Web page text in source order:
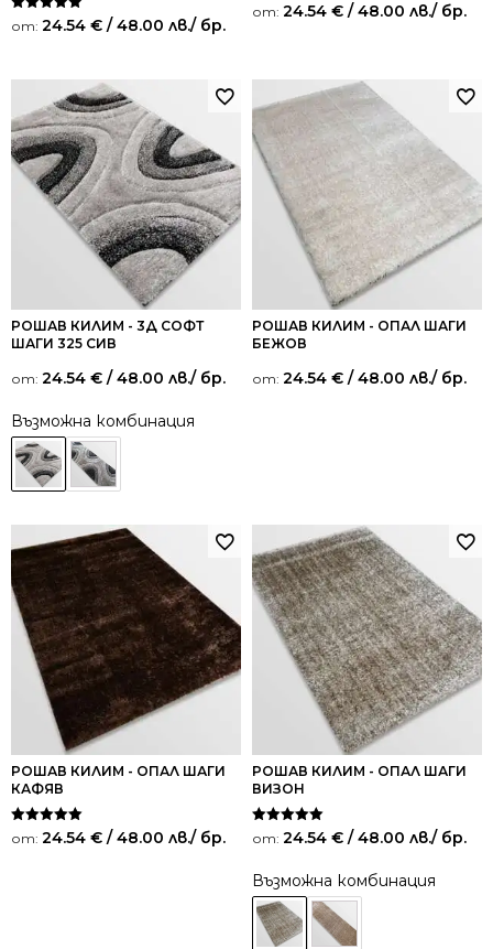
Оценено на
5.00
от: 24.54 € / 48.00 лв./ бр.
от: 24.54 € / 48.00 лв./ бр.
РОШАВ КИЛИМ - 3Д СОФТ
ШАГИ 325 СИВ
от: 24.54 € / 48.00 лв./ бр.
Възможна комбинация
РОШАВ КИЛИМ - ОПАЛ ШАГИ
БЕЖОВ
от: 24.54 € / 48.00 лв./ бр.
РОШАВ КИЛИМ - ОПАЛ ШАГИ
КАФЯВ
Оценено на
5.00
от: 24.54 € / 48.00 лв./ бр.
РОШАВ КИЛИМ - ОПАЛ ШАГИ
ВИЗОН
Оценено на
5.00
от: 24.54 € / 48.00 лв./ бр.
Възможна комбинация